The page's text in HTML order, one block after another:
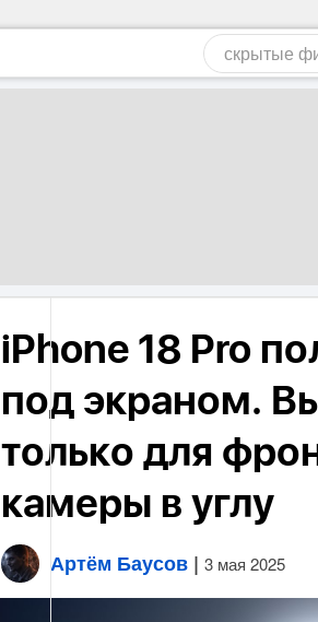
iPhone 18 Pro
под экраном.
только для
камеры в углу
Артём Баусов | 3 мая 2025